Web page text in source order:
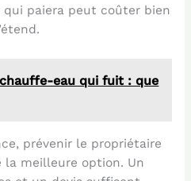
paiera peut coûter bien
eau qui fuit : que
prévenir le propriétaire
meilleure option. Un